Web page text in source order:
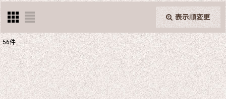
表示順変更
表示数:
並び順:
閉じる
56件